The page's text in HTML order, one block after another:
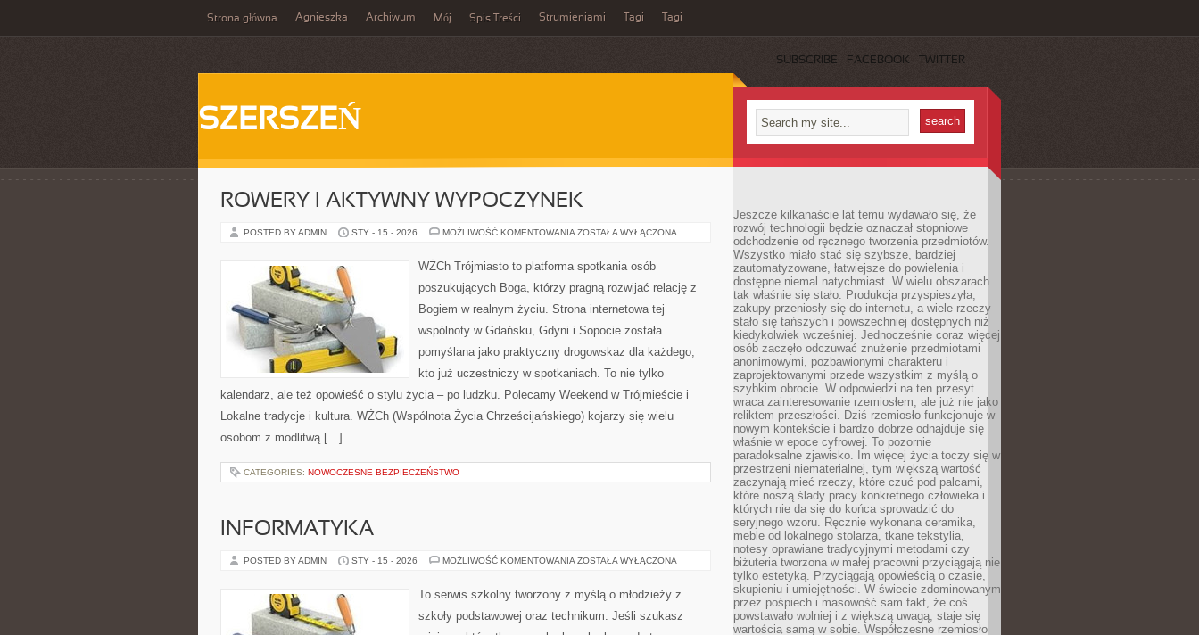
Strona główna Agnieszka Archiwum Mój Spis Treści Strumieniami Tagi Tagi
SUBSCRIBE FACEBOOK TWITTER
SZERSZEŃ
ROWERY I AKTYWNY WYPOCZYNEK
POSTED BY ADMIN STY - 15 - 2026 MOŻLIWOŚĆ KOMENTOWANIA ROWERY
WYPOCZYNEK
ZOSTAŁA WYŁĄCZONA
WŻCh Trójmiasto to platforma spotkania osób
poszukujących Boga, którzy pragną rozwijać relację z
Bogiem w realnym życiu. Strona internetowa tej
wspólnoty w Gdańsku, Gdyni i Sopocie została
pomyślana jako praktyczny drogowskaz dla każdego,
kto już uczestniczy w spotkaniach. To nie tylko
kalendarz, ale też opowieść o stylu życia – po ludzku. Polecamy Weekend w Trójmieście i
Lokalne tradycje i kultura. WŻCh (Wspólnota Życia Chrześcijańskiego) kojarzy się wielu
osobom z modlitwą […]
CATEGORIES: NOWOCZESNE BEZPIECZEŃSTWO
INFORMATYKA
POSTED BY ADMIN STY - 15 - 2026 MOŻLIWOŚĆ KOMENTOWANIA INFORMATYKA
ZOSTAŁA WYŁĄCZONA
To serwis szkolny tworzony z myślą o młodzieży z
szkoły podstawowej oraz technikum. Jeśli szukasz
Jeszcze kilkanaście lat temu wydawało się, że
rozwój technologii będzie oznaczał stopniowe
odchodzenie od ręcznego tworzenia przedmiotów.
Wszystko miało stać się szybsze, bardziej
zautomatyzowane, łatwiejsze do powielenia i
dostępne niemal natychmiast. W wielu obszarach
tak właśnie się stało. Produkcja przyspieszyła,
zakupy przeniosły się do internetu, a wiele rzeczy
stało się tańszych i powszechniej dostępnych niż
kiedykolwiek wcześniej. Jednocześnie coraz więcej
osób zaczęło odczuwać znużenie przedmiotami
anonimowymi, pozbawionymi charakteru i
zaprojektowanymi przede wszystkim z myślą o
szybkim obrocie. W odpowiedzi na ten przesyt
wraca zainteresowanie rzemiosłem, ale już nie jako
reliktem przeszłości. Dziś rzemiosło funkcjonuje w
nowym kontekście i bardzo dobrze odnajduje się
właśnie w epoce cyfrowej. To pozornie
paradoksalne zjawisko. Im więcej życia toczy się w
przestrzeni niematerialnej, tym większą wartość
zaczynają mieć rzeczy, które czuć pod palcami,
które noszą ślady pracy konkretnego człowieka i
których nie da się do końca sprowadzić do
seryjnego wzoru. Ręcznie wykonana ceramika,
meble od lokalnego stolarza, tkane tekstylia,
notesy oprawiane tradycyjnymi metodami czy
biżuteria tworzona w małej pracowni przyciągają nie
tylko estetyką. Przyciągają opowieścią o czasie,
skupieniu i umiejętności. W świecie zdominowanym
przez pośpiech i masowość sam fakt, że coś
powstawało wolniej i z większą uwagą, staje się
wartością samą w sobie. Współczesne rzemiosło